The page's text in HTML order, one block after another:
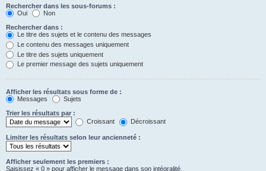
Rechercher dans les sous-forums :
Oui
Non
Rechercher dans :
Le titre des sujets et le contenu des messages
Le contenu des messages uniquement
Le titre des sujets uniquement
Le premier message des sujets uniquement
Afficher les résultats sous forme de :
Messages
Sujets
Trier les résultats par :
Croissant
Décroissant
Limiter les résultats selon leur ancienneté :
Afficher seulement les premiers :
Saisissez « 0 » pour afficher le message dans son intégralité.